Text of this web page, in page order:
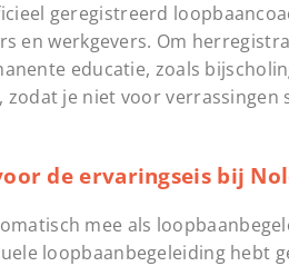
geregistreerd
en werkgevers. Om
educatie, zoals
je niet voor verrassingen
de ervaringseis bij
mee als
loopbaanbegeleiding hebt